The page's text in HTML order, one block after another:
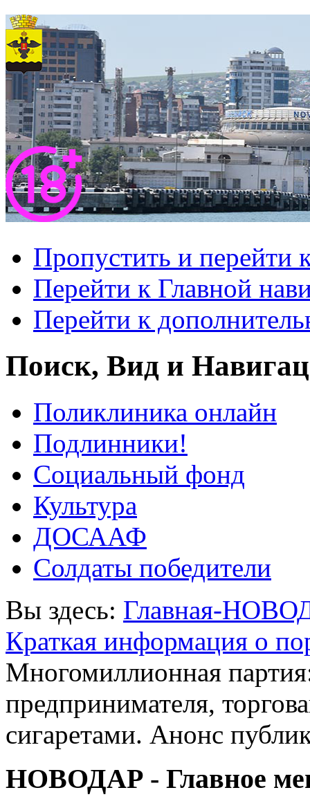
Пропустить и перейти
Перейти к Главной
Перейти к
Поиск, Вид и
Поликлиника онлайн
Подлинники!
Социальный фонд
Культура
ДОСААФ
Солдаты победители
Вы здесь: Главная-
Краткая информация о
Многомиллионная
предпринимателя,
сигаретами. Анонс
НОВОДАР - Главное